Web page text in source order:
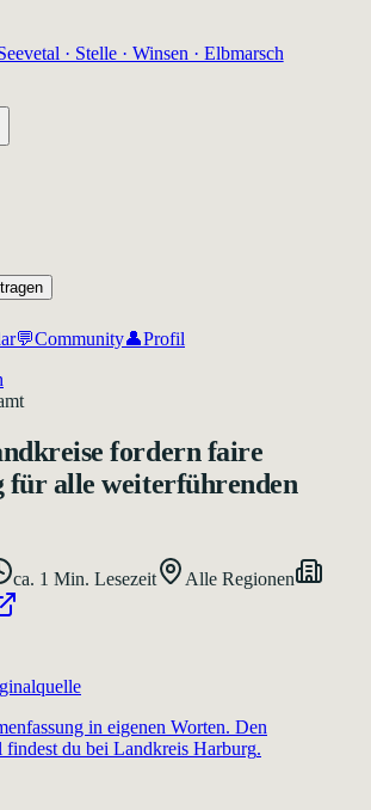
· Stelle · Winsen · Elbmarsch
💬Community👤Profil
fordern faire
für alle weiterführenden
ca. 1 Min. Lesezeit
Alle Regionen
in eigenen Worten. Den
du bei Landkreis Harburg.